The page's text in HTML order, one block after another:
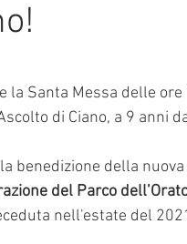
la Santa Messa delle
di Ciano, a 9 anni
benedizione della nuova
del Parco
nell'estate del